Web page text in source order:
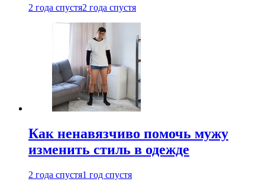
2 года спустя2 года спустя
Как ненавязчиво помочь мужу
изменить стиль в одежде
2 года спустя1 год спустя